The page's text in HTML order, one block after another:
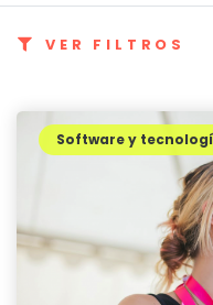
VER FILTROS
Software y